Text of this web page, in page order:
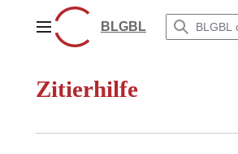
springenHauptmenüBLGBL
Zitierhilfe